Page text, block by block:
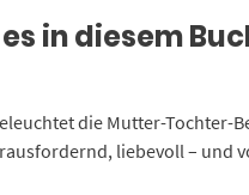
in diesem
die Mutter-Tochter-
liebevoll – und